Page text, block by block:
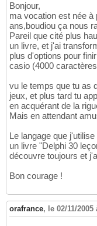
Bonjour,
ma vocation est née à
ans,boudiou ça nous
Pareil que cité plus
un livre, et j'ai
plus d'options pour
casio (4000
vu le temps que tu as
jeux, et plus tard tu
en acquérant de la
Mais en attendant
Le langage que
un livre "Delphi 30
découvre toujours et
Bon courage !
orafrance, le 02/11/2005